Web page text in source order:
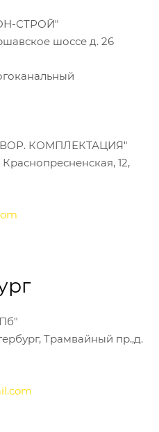
СТРОЙ"
шоссе д. 26
КОМПЛЕКТАЦИЯ"
12,
Трамвайный пр.,д.